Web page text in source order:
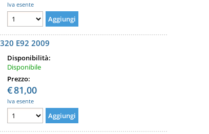
Iva esente
E92 2009
Disponibilità:
Disponibile
Prezzo:
€81,00
Iva esente